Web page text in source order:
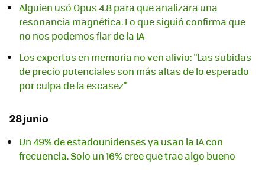
Alguien usó Opus 4.8 para que analizara una
resonancia magnética. Lo que siguió confirma que
no nos podemos fiar de la IA
Los expertos en memoria no ven alivio: "Las subidas
de precio potenciales son más altas de lo esperado
por culpa de la escasez"
28 junio
Un 49% de estadounidenses ya usan la IA con
frecuencia. Solo un 16% cree que trae algo bueno